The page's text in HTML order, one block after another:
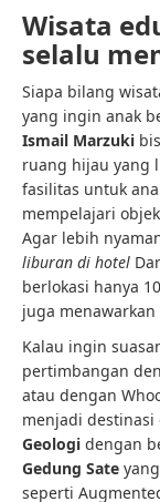
Wisata
selalu
Siapa bilang
yang ingin anak
Ismail Marzuki
ruang hijau yang
fasilitas untuk
mempelajari
Agar lebih
liburan di hotel
berlokasi hanya
juga menawarkan
Kalau ingin
pertimbangan
atau dengan
menjadi
Geologi dengan
Gedung Sate
seperti